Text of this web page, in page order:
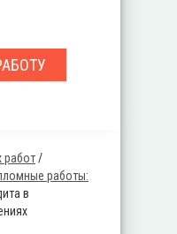
работ/
работы:
в